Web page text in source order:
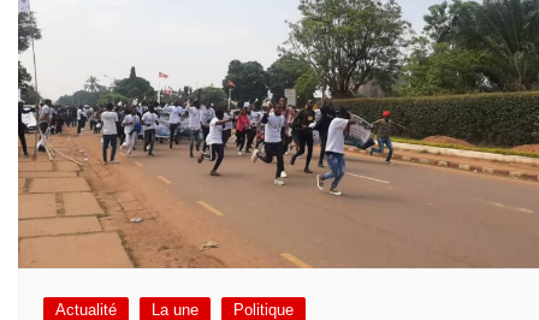
Actualité La une Politique